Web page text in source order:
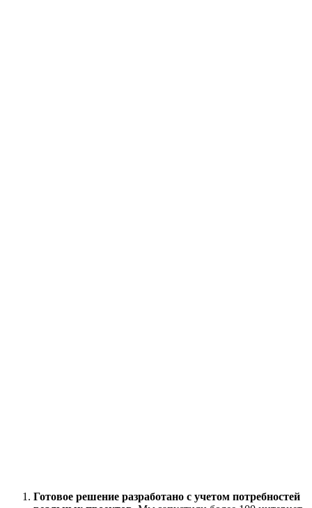
Готовое решение разработано с учетом потребностей